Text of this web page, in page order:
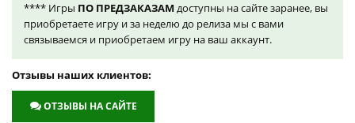
**** Игры ПО ПРЕДЗАКАЗАМ доступны на сайте заранее, вы
приобретаете игру и за неделю до релиза мы с вами
связываемся и приобретаем игру на ваш аккаунт.
Отзывы наших клиентов:
ОТЗЫВЫ НА САЙТЕ